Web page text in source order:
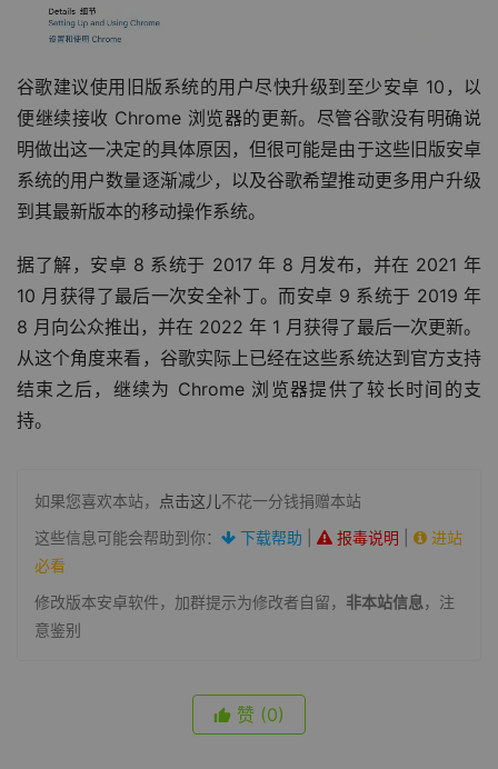
谷歌建议使用旧版系统的用户尽快升级到至少安卓 10，以
便继续接收 Chrome 浏览器的更新。尽管谷歌没有明确说
明做出这一决定的具体原因，但很可能是由于这些旧版安卓
系统的用户数量逐渐减少，以及谷歌希望推动更多用户升级
到其最新版本的移动操作系统。
据了解，安卓 8 系统于 2017 年 8 月发布，并在 2021 年
10 月获得了最后一次安全补丁。而安卓 9 系统于 2019 年
8 月向公众推出，并在 2022 年 1 月获得了最后一次更新。
从这个角度来看，谷歌实际上已经在这些系统达到官方支持
结束之后，继续为 Chrome 浏览器提供了较长时间的支
持。
如果您喜欢本站， 点击这儿不花一分钱捐赠本站
这些信息可能会帮助到你：
下载帮助 报毒说明
进站
必看
修改版本安卓软件，加群提示为修改者自留， 非本站信息，注
意鉴别
赞 (0)